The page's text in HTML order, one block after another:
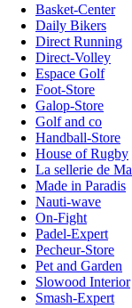
Basket-Center
Daily Bikers
Direct Running
Direct-Volley
Espace Golf
Foot-Store
Galop-Store
Golf and co
Handball-Store
House of Rugby
La sellerie de
Made in Paradis
Nauti-wave
On-Fight
Padel-Expert
Pecheur-Store
Pet and Garden
Slowood Interior
Smash-Expert